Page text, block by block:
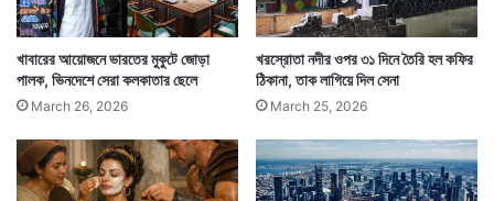
খাবারের আয়োজনে ভারতের মুকুটে জোড়া
পালক, ভিনদেশে সেরা কলকাতার ছেলে
March 26, 2026
খরস্রোতা নদীর ওপর ৩১ দিনে তৈরি হল কফির
ঠিকানা, তাক লাগিয়ে দিল সেনা
March 25, 2026